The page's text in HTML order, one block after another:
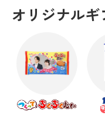
オリジナルギ